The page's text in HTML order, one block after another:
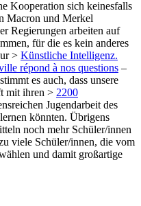
Kooperation sich keinesfalls
Macron und Merkel
Regierungen arbeiten auf
für die es kein anderes
> Künstliche Intelligenz.
répond à nos questions –
es auch, dass unsere
mit ihren > 2200
Jugendarbeit des
lernen könnten. Übrigens
noch mehr Schüler/innen
viele Schüler/innen, die vom
und damit großartige